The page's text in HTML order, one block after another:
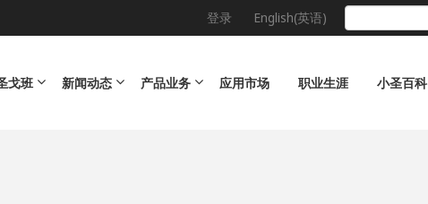
登录 English(英语)
戈班 新闻动态 产品业务 应用市场 职业生涯 小圣百科